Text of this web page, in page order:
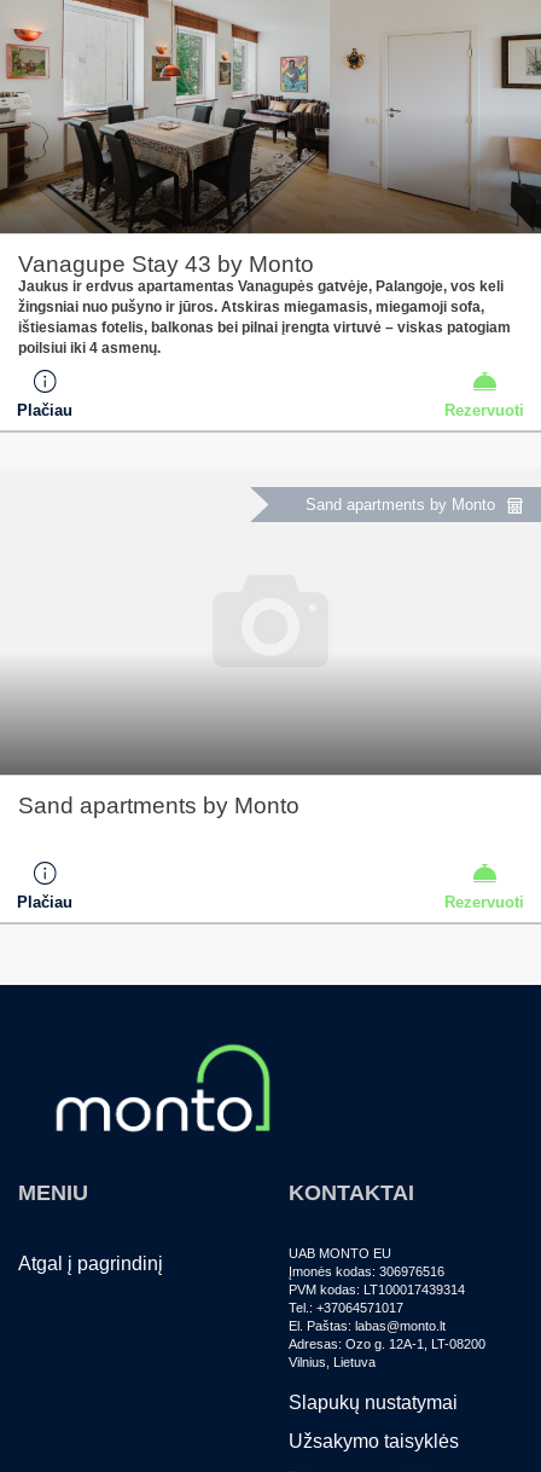
Vanagupe Stay 43 by Monto
Jaukus ir erdvus apartamentas Vanagupės gatvėje, Palangoje, vos keli
žingsniai nuo pušyno ir jūros. Atskiras miegamasis, miegamoji sofa,
ištiesiamas fotelis, balkonas bei pilnai įrengta virtuvė – viskas patogiam
poilsiui iki 4 asmenų.
Plačiau Rezervuoti
Sand apartments by Monto
Sand apartments by Monto
Plačiau Rezervuoti
MENIU
Atgal į pagrindinį
KONTAKTAI
UAB MONTO EU
Įmonės kodas: 306976516
PVM kodas: LT100017439314
Tel.: +37064571017
El. Paštas: labas@monto.lt
Adresas: Ozo g. 12A-1, LT-08200
Vilnius, Lietuva
Slapukų nustatymai
Užsakymo taisyklės